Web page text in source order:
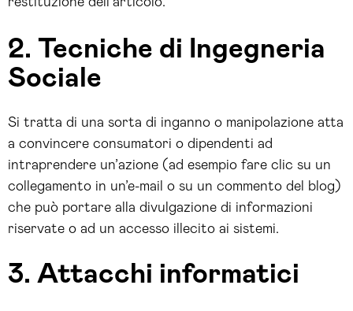
2. Tecniche di Ingegneria
Sociale
Si tratta di una sorta di inganno o manipolazione atta
a convincere consumatori o dipendenti ad
intraprendere un’azione (ad esempio fare clic su un
collegamento in un’e-mail o su un commento del blog)
che può portare alla divulgazione di informazioni
riservate o ad un accesso illecito ai sistemi.
3. Attacchi informatici